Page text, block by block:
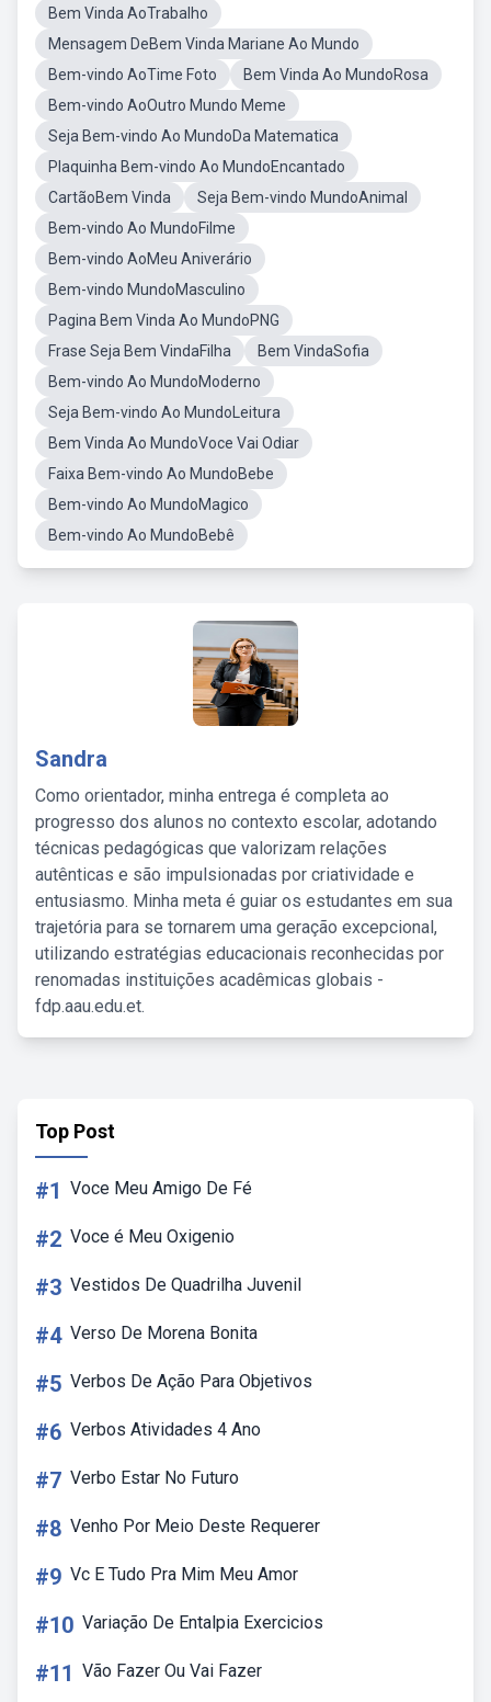
Bem Vinda AoTrabalho
Mensagem DeBem Vinda Mariane Ao Mundo
Bem-vindo AoTime Foto
Bem Vinda Ao MundoRosa
Bem-vindo AoOutro Mundo Meme
Seja Bem-vindo Ao MundoDa Matematica
Plaquinha Bem-vindo Ao MundoEncantado
CartãoBem Vinda
Seja Bem-vindo MundoAnimal
Bem-vindo Ao MundoFilme
Bem-vindo AoMeu Aniverário
Bem-vindo MundoMasculino
Pagina Bem Vinda Ao MundoPNG
Frase Seja Bem VindaFilha
Bem VindaSofia
Bem-vindo Ao MundoModerno
Seja Bem-vindo Ao MundoLeitura
Bem Vinda Ao MundoVoce Vai Odiar
Faixa Bem-vindo Ao MundoBebe
Bem-vindo Ao MundoMagico
Bem-vindo Ao MundoBebê
Sandra
Como orientador, minha entrega é completa ao
progresso dos alunos no contexto escolar, adotando
técnicas pedagógicas que valorizam relações
autênticas e são impulsionadas por criatividade e
entusiasmo. Minha meta é guiar os estudantes em sua
trajetória para se tornarem uma geração excepcional,
utilizando estratégias educacionais reconhecidas por
renomadas instituições acadêmicas globais -
fdp.aau.edu.et.
Top Post
#1 Voce Meu Amigo De Fé
#2 Voce é Meu Oxigenio
#3 Vestidos De Quadrilha Juvenil
#4 Verso De Morena Bonita
#5 Verbos De Ação Para Objetivos
#6 Verbos Atividades 4 Ano
#7 Verbo Estar No Futuro
#8 Venho Por Meio Deste Requerer
#9 Vc E Tudo Pra Mim Meu Amor
#10 Variação De Entalpia Exercicios
#11 Vão Fazer Ou Vai Fazer